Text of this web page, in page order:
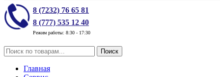
8 (7232) 76 65 81
8 (777) 535 12 40
Режим работы: 8:30 - 17:30
Поиск
Главная